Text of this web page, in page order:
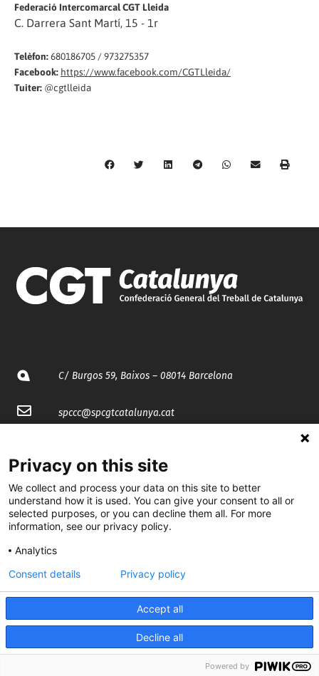
Federació Intercomarcal CGT Lleida
C. Darrera Sant Martí, 15 - 1r
Telèfon:680186705 / 973275357
Facebook: https://www.facebook.com/CGTLleida/
Tuiter: @cgtlleida
C/ Burgos 59, Baixos – 08014 Barcelona
spccc@spcgtcatalunya.cat
@CGTCatalunya
cgtcatalunya
cgtcatalunya
Desenvolupat per
Privacy on this site
We collect and process your data on this site to better
understand how it is used. You can give your consent to all or
selected purposes, or you can decline them all. For more
information, see our privacy policy.
Analytics
Accept all
Decline all
Consent details Privacy policy
Powered by